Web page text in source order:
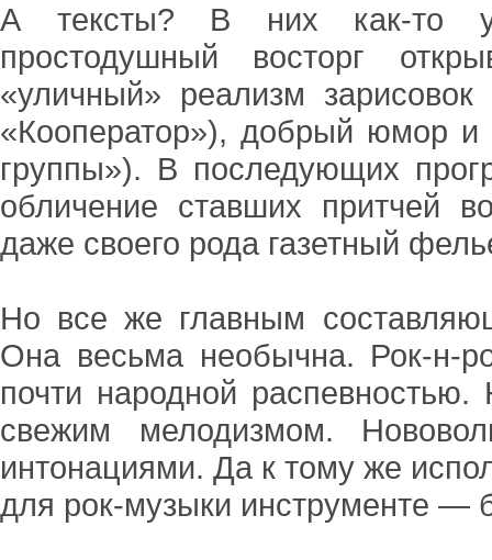
А тексты? В них как-то
простодушный восторг
«уличный» реализм
«Кооператор»), добрый юмор и
группы»). В последующих
обличение ставших притчей
даже своего рода газетный
Но все же главным
Она весьма необычна. Рок-н-
почти народной
свежим мелодизмом.
интонациями. Да к тому же
для рок-музыки инструменте —